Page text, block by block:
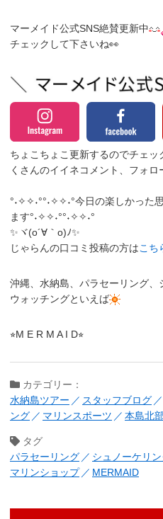
マーメイド公式SNS絶賛更新中
チェックして下さいね👀
ちょこちょこ更新するのでチェッ
くさんのイイネコメント、フォロ
°˖✧✧˖°°˖✧✧˖°今日の楽しかった
ます°˖✧✧˖°°˖✧✧˖°
✨ヾ(o´∀｀o)ﾉ✨
じゃらんの口コミ投稿の方はこち
沖縄、水納島、パラセーリング
ウォッチングといえば
⭐︎M E R M A I D⭐︎
カテゴリー：
水納島ツアー
スタッフブログ
ング
マリンスポーツ 本島北
タグ
パラセーリング
シュノーケリ
マリンショップ
MERMAID